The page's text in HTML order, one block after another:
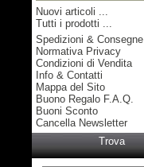
Nuovi articoli ...
Tutti i prodotti ...
Informazioni
Spedizioni & Consegne
Normativa Privacy
Condizioni di Vendita
Info & Contatti
Mappa del Sito
Buono Regalo F.A.Q.
Buoni Sconto
Cancella Newsletter
Trova